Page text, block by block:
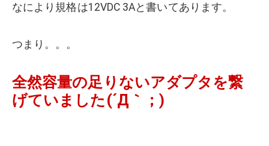
なにより規格は12VDC 3Aと書いてあります。
つまり。。。
全然容量の足りないアダプタを繋
げていました(´Д｀；)